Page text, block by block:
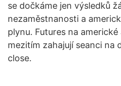
se dočkáme jen výsledků
nezaměstnanosti a
plynu. Futures na
mezitím zahajují seanci na
close.